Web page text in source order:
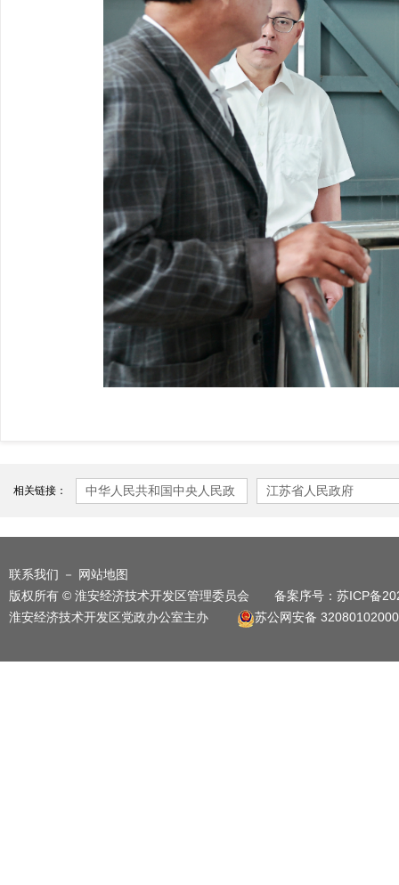
相关链接：
中华人民共和国中央人民政
江苏省人民政府
联系我们 －
网站地图
版权所有 © 淮安经济技术开发区管理委员会 备案序号： 苏ICP备
淮安经济技术开发区党政办公室主办
苏公网安备